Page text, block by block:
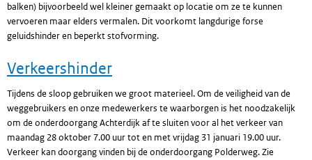
balken) bijvoorbeeld wel kleiner gemaakt op locatie om ze te kunnen
vervoeren maar elders vermalen. Dit voorkomt langdurige forse
geluidshinder en beperkt stofvorming.
Verkeershinder
Tijdens de sloop gebruiken we groot materieel. Om de veiligheid van de
weggebruikers en onze medewerkers te waarborgen is het noodzakelijk
om de onderdoorgang Achterdijk af te sluiten voor al het verkeer van
maandag 28 oktober 7.00 uur tot en met vrijdag 31 januari 19.00 uur.
Verkeer kan doorgang vinden bij de onderdoorgang Polderweg. Zie